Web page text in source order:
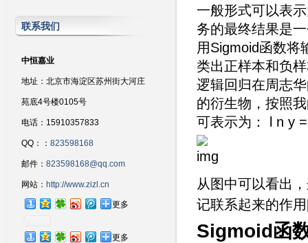
联系我们
中恒嘉业
地址：北京市海淀区苏州街大河庄
苑底4号楼0105号
电话：15910357833
QQ：：823598168
邮件：823598168@qq.com
网站： http://www.zizl.cn
更多
更多
一般形式可以表
务的最终结果是
用Sigmoid函数将
类出正样本和负
逻辑回归在周志
的衍生物，按照
可表示为：
l n y
从图中可以看出
记联系起来的作
Sigmoid函